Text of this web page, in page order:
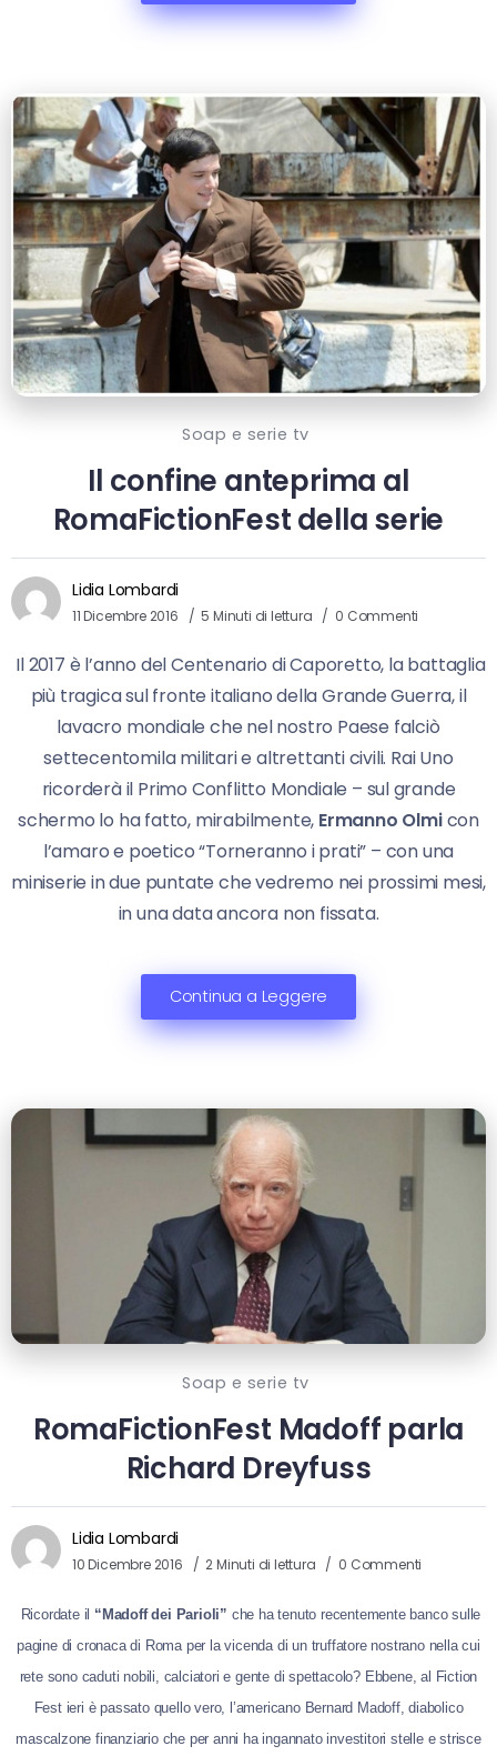
Soap e serie tv
Il confine anteprima al
RomaFictionFest della serie
Lidia Lombardi
11 Dicembre 2016 5 Minuti di lettura 0 Commenti
Il 2017 è l’anno del Centenario di Caporetto, la battaglia
più tragica sul fronte italiano della Grande Guerra, il
lavacro mondiale che nel nostro Paese falciò
settecentomila militari e altrettanti civili. Rai Uno
ricorderà il Primo Conflitto Mondiale – sul grande
schermo lo ha fatto, mirabilmente, Ermanno Olmicon
l’amaro e poetico “Torneranno i prati” – con una
miniserie in due puntate che vedremo nei prossimi mesi,
in una data ancora non fissata.
Continua a Leggere
Soap e serie tv
RomaFictionFest Madoff parla
Richard Dreyfuss
Lidia Lombardi
10 Dicembre 2016 2 Minuti di lettura 0 Commenti
Ricordate il “Madoff dei Parioli” che ha tenuto recentemente banco sulle
pagine di cronaca di Roma per la vicenda di un truffatore nostrano nella cui
rete sono caduti nobili, calciatori e gente di spettacolo? Ebbene, al Fiction
Fest ieri è passato quello vero, l’americano Bernard Madoff, diabolico
mascalzone finanziario che per anni ha ingannato investitori stelle e strisce